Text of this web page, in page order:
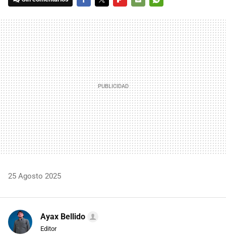
MAIL
25 Agosto 2025
Ayax Bellido
Editor